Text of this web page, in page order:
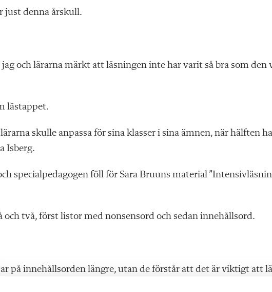
just denna årskull.
och lärarna märkt att läsningen inte har varit så bra som den
lästappet.
skulle anpassa för sina klasser i sina ämnen, när hälften
Isberg.
specialpedagogen föll för Sara Bruuns material
två, först listor med nonsensord och sedan innehållsord.
på innehållsorden längre, utan de förstår att det är viktigt att
ganska mycket och missat innehåll, även om de själva